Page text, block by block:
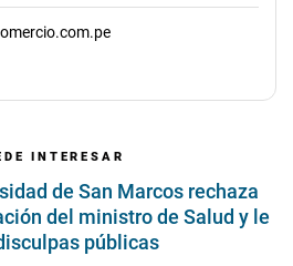
INTERESAR
de San Marcos rechaza
del ministro de Salud y le
públicas